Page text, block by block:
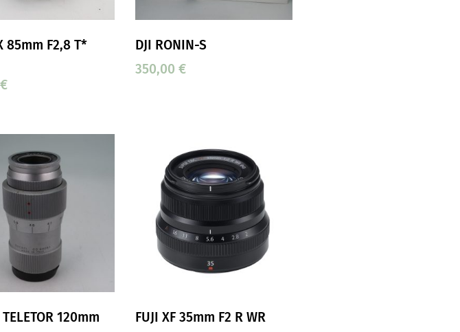
85mm F2,8 T*
€
DJI RONIN-S
350,00 €
TELETOR 120mm
FUJI XF 35mm F2 R WR